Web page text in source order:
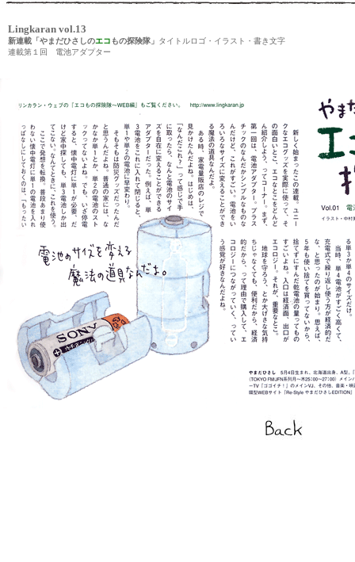
Lingkaran vol.13
新連載「やまだひさしのエコ もの探険隊」 タイトルロゴ・イラスト・書き文字
連載第１回 電池アダプター